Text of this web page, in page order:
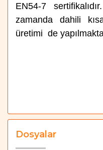
EN54-7
zamanda dahili
üretimi de
Dosyalar